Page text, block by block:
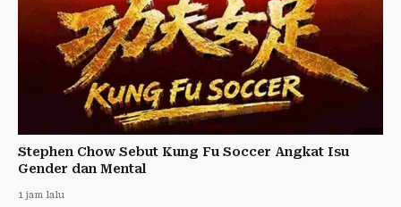
Stephen Chow Sebut Kung Fu Soccer Angkat Isu
Gender dan Mental
1 jam lalu